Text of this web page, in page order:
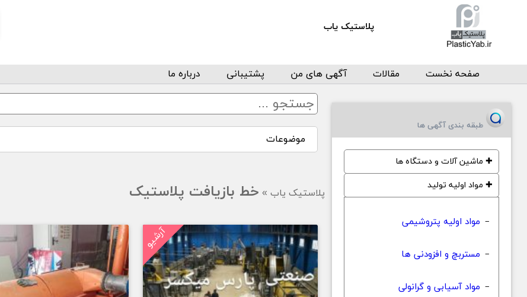
پلاستیک یاب
صفحه نخست مقالات آگهی های من پشتیبانی درباره ما
موضوعات
پلاستیک یاب » خط بازیافت پلاستیک
آرشیو
طبقه بندی آگهی ها
✚ماشین آلات و دستگاه ها
✚مواد اولیه تولید
− مواد اولیه پتروشیمی
− مستربچ و افزودنی ها
− مواد آسیابی و گرانولی